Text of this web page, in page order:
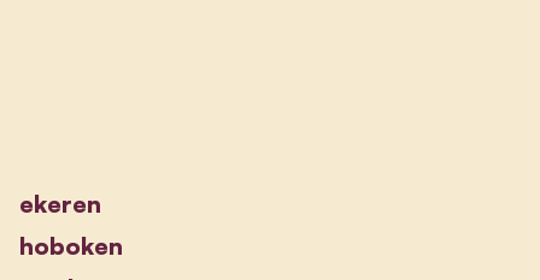
ekeren
hoboken